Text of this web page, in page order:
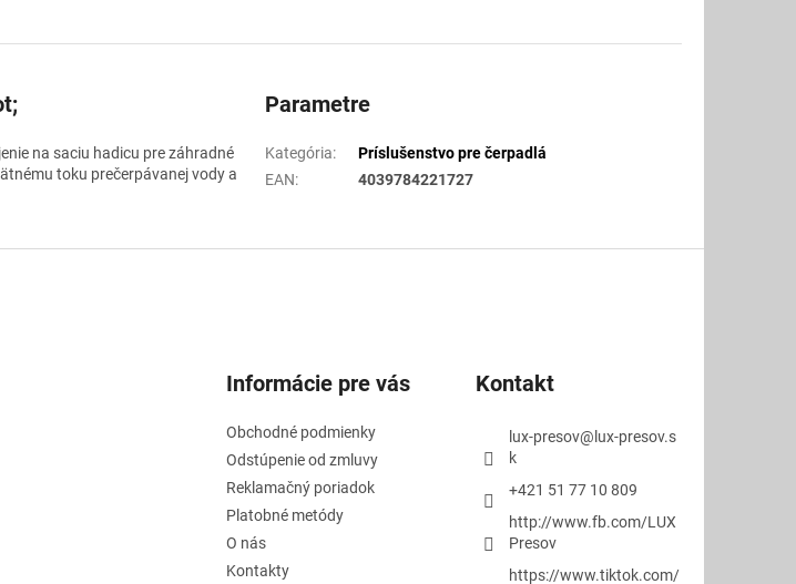
na saciu hadicu pre záhradné
toku prečerpávanej vody a
Parametre
Kategória:
Príslušenstvo pre čerpadlá
EAN: 4039784221727
Informácie pre vás
Obchodné podmienky
Odstúpenie od zmluvy
Reklamačný poriadok
Platobné metódy
O nás
Kontakty
Kontakt
lux-presov@lux-presov.s
k
+421 51 77 10 809
http://www.fb.com/LUX
Presov
https://www.tiktok.com/